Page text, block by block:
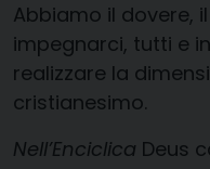
Abbiamo il dovere,
impegnarci, tutti e
realizzare la
cristianesimo.
Nell’Enciclica Deus